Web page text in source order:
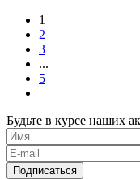
1
2
3
...
5
Будьте в курсе наших
Подписаться